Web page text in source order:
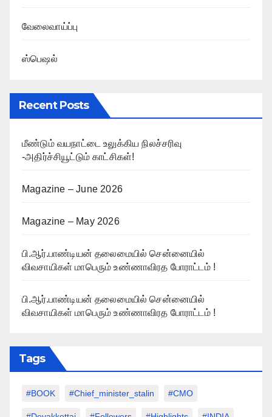
வேலைவாய்ப்பு
ஸ்பெஷல்
Recent Posts
மீண்டும் வயநாட்டை உலுக்கிய நிலச்சரிவு
-அதிர்ச்சியூட்டும் காட்சிகள்!
Magazine – June 2026
Magazine – May 2026
பி.ஆர்.பாண்டியன் தலைமையில் சென்னையில்
விவசாயிகள் மாபெரும் உண்ணாவிரத போராட்டம் !
பி.ஆர்.பாண்டியன் தலைமையில் சென்னையில்
விவசாயிகள் மாபெரும் உண்ணாவிரத போராட்டம் !
Tags
#BOOK #chief_minister_stalin #CMO